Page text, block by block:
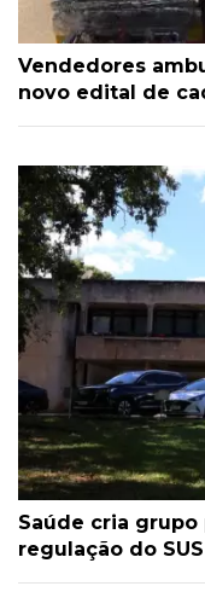
Vendedores
novo edital de
Saúde cria
regulação do